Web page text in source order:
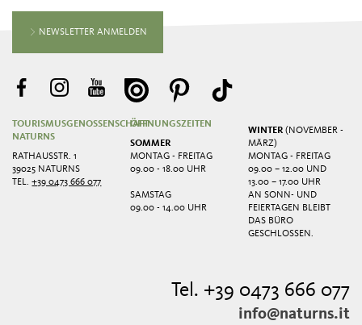
NEWSLETTER ANMELDEN
TOURISMUSGENOSSENSCHAFT
NATURNS
RATHAUSSTR. 1
39025 NATURNS
TEL.+39 0473 666 077
ÖFFNUNGSZEITEN
SOMMER
MONTAG - FREITAG
09.00 - 18.00 UHR
SAMSTAG
09.00 - 14.00 UHR
WINTER(NOVEMBER -
MÄRZ)
MONTAG - FREITAG
09.00 – 12.00 UND
13.00 – 17.00 UHR
AN SONN- UND
FEIERTAGEN BLEIBT
DAS BÜRO
GESCHLOSSEN.
Tel. +39 0473 666 077
info@naturns.it